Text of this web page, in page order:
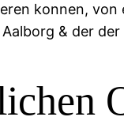
konnen,
& der